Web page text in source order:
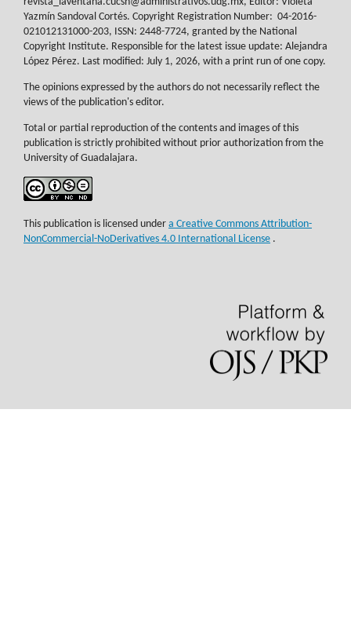
Yazmín Sandoval Cortés. Copyright Registration Number: 04-2016-
021012131000-203, ISSN: 2448-7724, granted by the National
Copyright Institute. Responsible for the latest issue update: Alejandra
López Pérez. Last modified: July 1, 2026, with a print run of one copy.
The opinions expressed by the authors do not necessarily reflect the
views of the publication's editor.
Total or partial reproduction of the contents and images of this
publication is strictly prohibited without prior authorization from the
University of Guadalajara.
This publication is licensed under a Creative Commons Attribution-
NonCommercial-NoDerivatives 4.0 International License .